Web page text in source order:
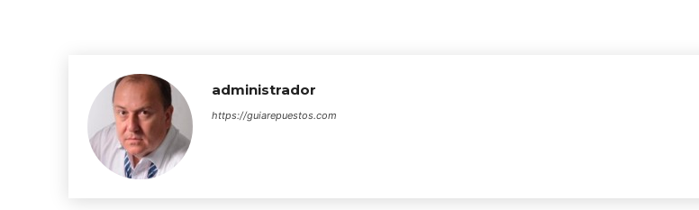
administrador
https://guiarepuestos.com